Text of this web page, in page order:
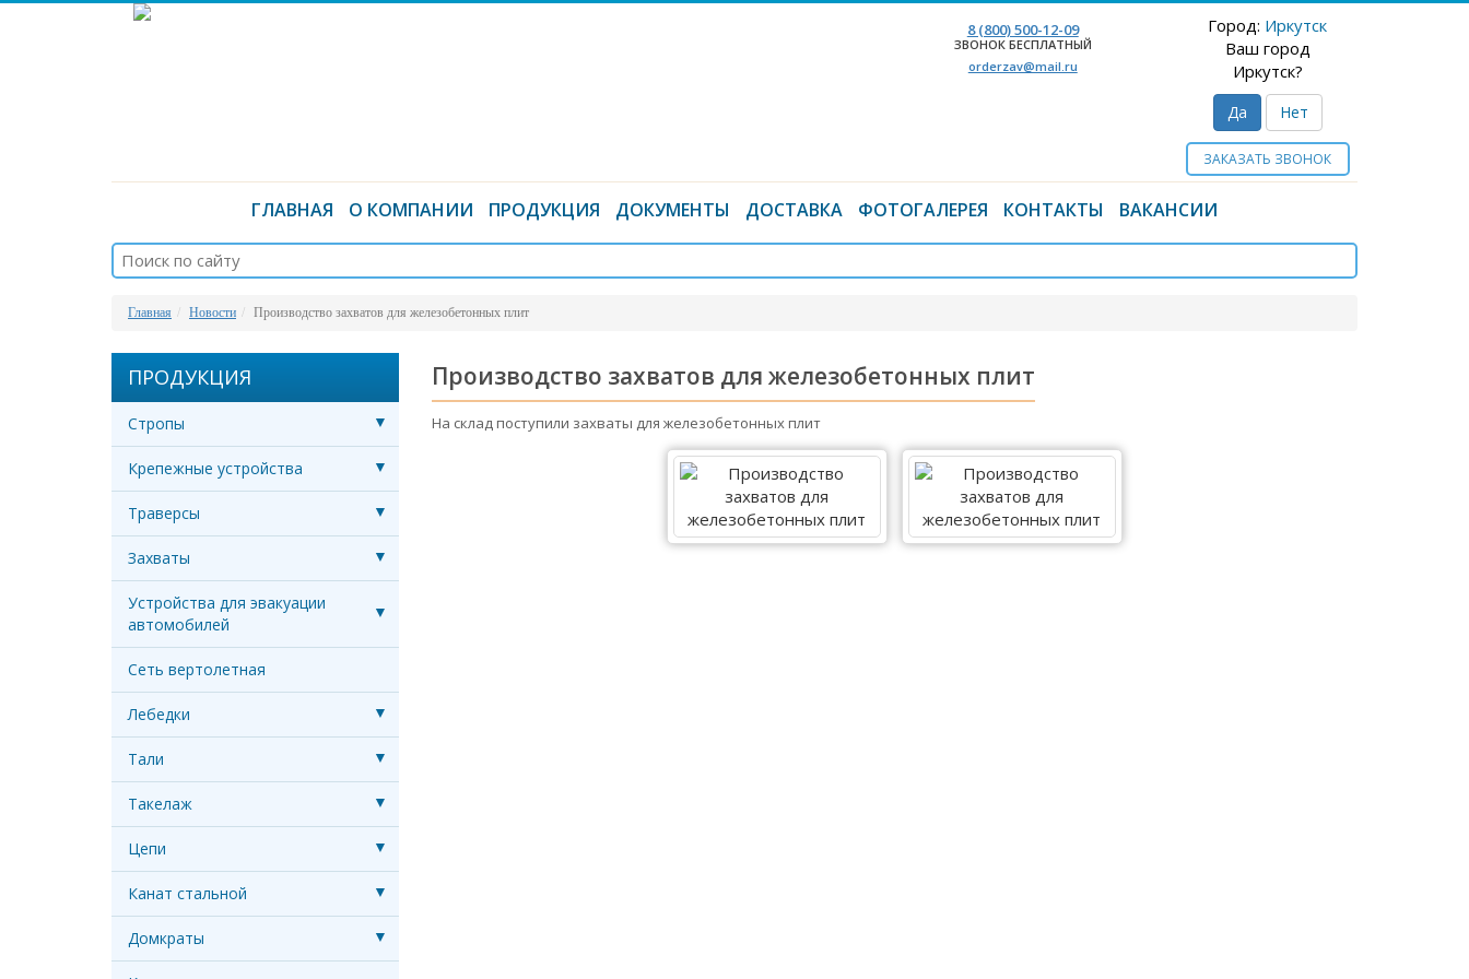
8 (800) 500-12-09
ЗВОНОК БЕСПЛАТНЫЙ
orderzav@mail.ru
Город: Иркутск
Ваш город
Иркутск?
Да Нет
ЗАКАЗАТЬ ЗВОНОК
ГЛАВНАЯ О КОМПАНИИ ПРОДУКЦИЯ ДОКУМЕНТЫ ДОСТАВКА ФОТОГАЛЕРЕЯ КОНТАКТЫ ВАКАНСИИ
Главная Новости Производство захватов для железобетонных плит
ПРОДУКЦИЯ
Стропы
Крепежные устройства
Траверсы
Захваты
Устройства для эвакуации
автомобилей
Сеть вертолетная
Лебедки
Тали
Такелаж
Цепи
Канат стальной
Домкраты
Производство захватов для железобетонных плит
На склад поступили захваты для железобетонных плит